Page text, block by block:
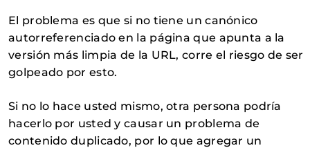
El problema es que si no tiene un canónico
autorreferenciado en la página que apunta a la
versión más limpia de la URL, corre el riesgo de ser
golpeado por esto.
Si no lo hace usted mismo, otra persona podría
hacerlo por usted y causar un problema de
contenido duplicado, por lo que agregar un